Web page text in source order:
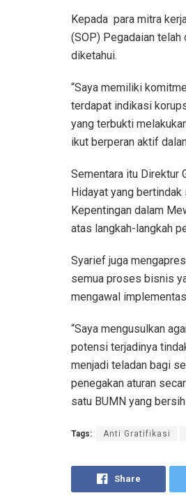
Kepada para mitra
(SOP) Pegadaian
diketahui.
“Saya memiliki
terdapat indikasi
yang terbukti
ikut berperan aktif
Sementara itu Direktur
Hidayat yang
Kepentingan dalam
atas langkah-langkah
Syarief juga
semua proses bisnis
mengawal
“Saya mengusulkan
potensi terjadinya
menjadi teladan bagi
penegakan aturan
satu BUMN yang
Tags: Anti Gratifikasi
Share